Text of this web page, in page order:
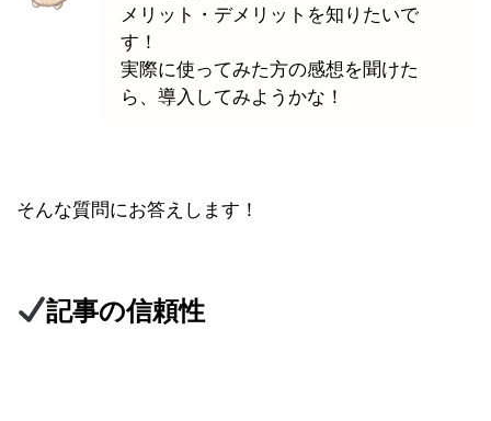
メリット・デメリットを知りたいで
す！
実際に使ってみた方の感想を聞けた
ら、導入してみようかな！
そんな質問にお答えします！
記事の信頼性